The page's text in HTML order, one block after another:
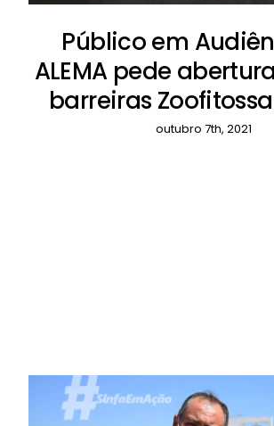
Público em
ALEMA pede
barreiras
outubro 7th, 2021